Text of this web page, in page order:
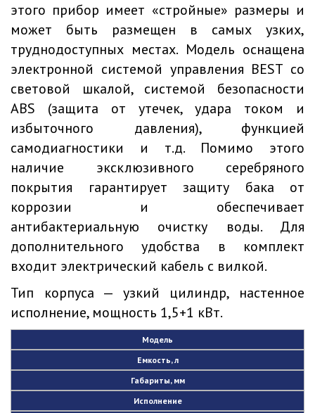
этого прибор имеет «стройные» размеры и
может быть размещен в самых узких,
труднодоступных местах. Модель оснащена
электронной системой управления BEST со
световой шкалой, системой безопасности
ABS (защита от утечек, удара током и
избыточного давления), функцией
самодиагностики и т.д. Помимо этого
наличие эксклюзивного серебряного
покрытия гарантирует защиту бака от
коррозии и обеспечивает
антибактериальную очистку воды. Для
дополнительного удобства в комплект
входит электрический кабель с вилкой.
Тип корпуса — узкий цилиндр, настенное
исполнение, мощность 1,5+1 кВт.
Модель
Емкость, л
Габариты, мм
Исполнение